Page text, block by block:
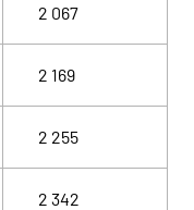
2 067
2 169
2 255
2 342